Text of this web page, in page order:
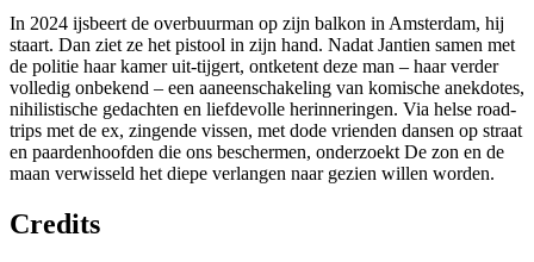
In 2024 ijsbeert de overbuurman op zijn balkon in Amsterdam, hij
staart. Dan ziet ze het pistool in zijn hand. Nadat Jantien samen met
de politie haar kamer uit-tijgert, ontketent deze man – haar verder
volledig onbekend – een aaneenschakeling van komische anekdotes,
nihilistische gedachten en liefdevolle herinneringen. Via helse road-
trips met de ex, zingende vissen, met dode vrienden dansen op straat
en paardenhoofden die ons beschermen, onderzoekt De zon en de
maan verwisseld het diepe verlangen naar gezien willen worden.
Credits